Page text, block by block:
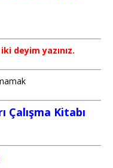
deyim yazınız.
Çalışma Kitabı